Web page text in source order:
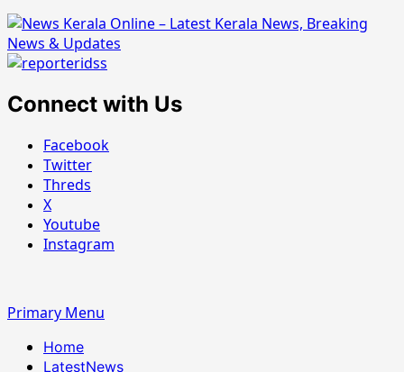
Connect with Us
Facebook
Twitter
Threds
X
Youtube
Instagram
Primary Menu
Home
LatestNews